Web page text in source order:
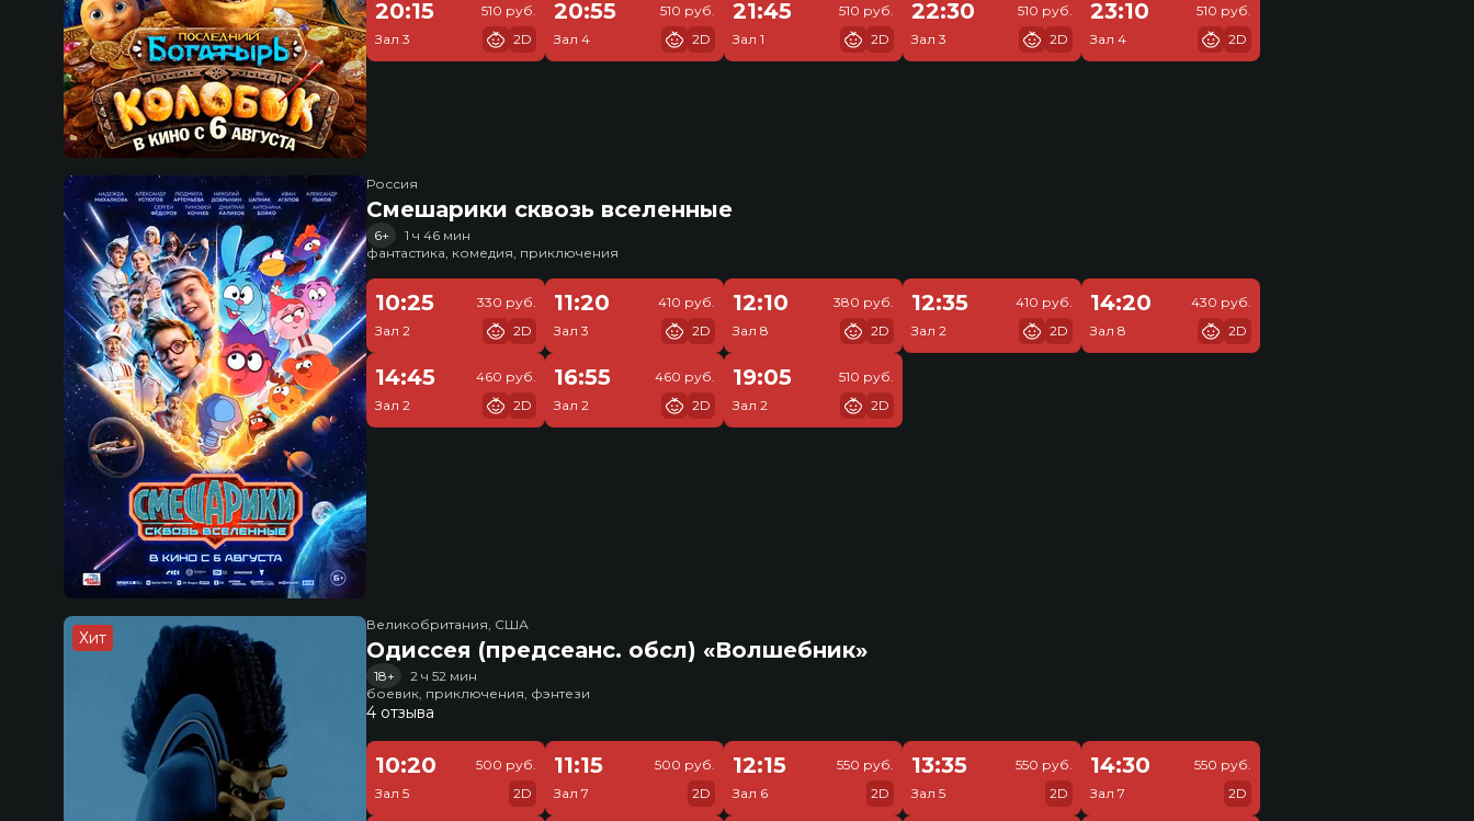
20:15
Зал 3
510 руб.
2D
20:55
Зал 4
510 руб.
2D
21:45
Зал 1
510 руб.
2D
22:30
Зал 3
510 руб.
2D
23:10
Зал 4
510 руб.
2D
Россия
Смешарики сквозь вселенные
6+
1 ч 46 мин
фантастика, комедия, приключения
10:25
Зал 2
330 руб.
2D
11:20
Зал 3
410 руб.
2D
12:10
Зал 8
380 руб.
2D
12:35
Зал 2
410 руб.
2D
14:20
Зал 8
430 руб.
2D
14:45
Зал 2
460 руб.
2D
16:55
Зал 2
460 руб.
2D
19:05
Зал 2
510 руб.
2D
Хит
Великобритания, США
Одиссея (предсеанс. обсл) «Волшебник»
18+
2 ч 52 мин
боевик, приключения, фэнтези
4 отзыва
10:20
Зал 5
500 руб.
2D
11:15
Зал 7
500 руб.
2D
12:15
Зал 6
550 руб.
2D
13:35
Зал 5
550 руб.
2D
14:30
Зал 7
550 руб.
2D